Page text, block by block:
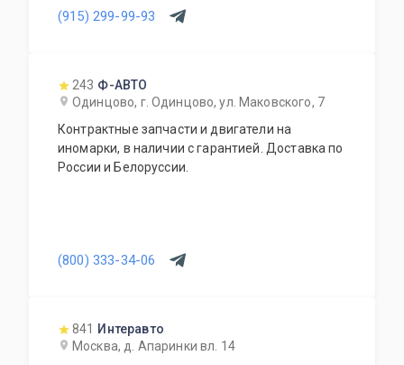
(915) 299-99-93
243 Ф-АВТО
Одинцово, г. Одинцово, ул. Маковского, 7
Контрактные запчасти и двигатели на
иномарки, в наличии с гарантией. Доставка по
России и Белоруссии.
(800) 333-34-06
841
Интеравто
Москва, д. Апаринки вл. 14